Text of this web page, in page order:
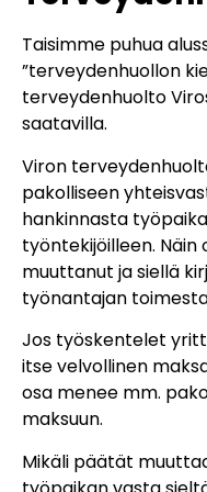
Taisimme puhua
”terveydenhuollon
terveydenhuolto
saatavilla.
Viron
pakolliseen
hankinnasta
työntekijöilleen. Näin
muuttanut ja siellä
työnantajan
Jos työskentelet
itse velvollinen
osa menee mm.
maksuun.
Mikäli päätät